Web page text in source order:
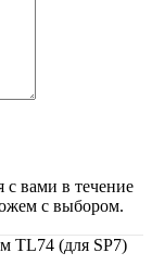
вами в течение
с выбором.
TL74 (для SP7)